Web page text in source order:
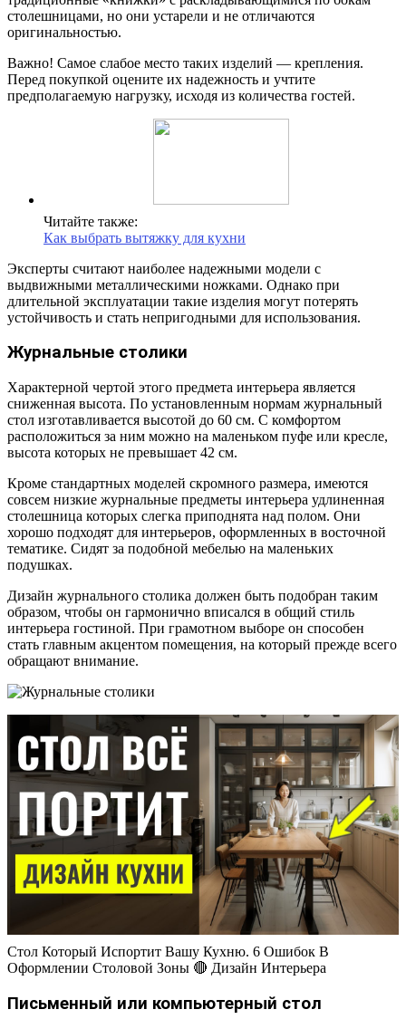
столешницами, но они устарели и не отличаются
оригинальностью.
Важно! Самое слабое место таких изделий — крепления.
Перед покупкой оцените их надежность и учтите
предполагаемую нагрузку, исходя из количества гостей.
Читайте также:
Как выбрать вытяжку для кухни
Эксперты считают наиболее надежными модели с
выдвижными металлическими ножками. Однако при
длительной эксплуатации такие изделия могут потерять
устойчивость и стать непригодными для использования.
Журнальные столики
Характерной чертой этого предмета интерьера является
сниженная высота. По установленным нормам журнальный
стол изготавливается высотой до 60 см. С комфортом
расположиться за ним можно на маленьком пуфе или кресле,
высота которых не превышает 42 см.
Кроме стандартных моделей скромного размера, имеются
совсем низкие журнальные предметы интерьера удлиненная
столешница которых слегка приподнята над полом. Они
хорошо подходят для интерьеров, оформленных в восточной
тематике. Сидят за подобной мебелью на маленьких
подушках.
Дизайн журнального столика должен быть подобран таким
образом, чтобы он гармонично вписался в общий стиль
интерьера гостиной. При грамотном выборе он способен
стать главным акцентом помещения, на который прежде всего
обращают внимание.
Стол Который Испортит Вашу Кухню. 6 Ошибок В
Оформлении Столовой Зоны 🔴 Дизайн Интерьера
Письменный или компьютерный стол